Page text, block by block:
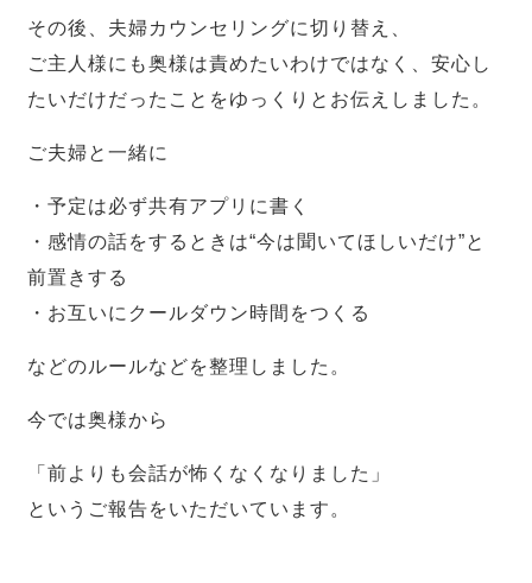
その後、夫婦カウンセリングに切り替え、
ご主人様にも奥様は責めたいわけではなく、安心し
たいだけだったことをゆっくりとお伝えしました。
ご夫婦と一緒に
・予定は必ず共有アプリに書く
・感情の話をするときは“今は聞いてほしいだけ”と
前置きする
・お互いにクールダウン時間をつくる
などのルールなどを整理しました。
今では奥様から
「前よりも会話が怖くなくなりました」
というご報告をいただいています。